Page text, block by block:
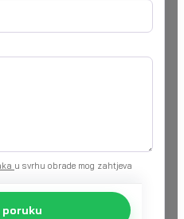
u svrhu obrade mog zahtjeva